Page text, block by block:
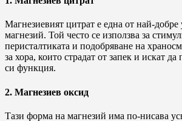
Магнезиевият цитрат е една от най-
магнезий. Той често се използва за
перисталтиката и подобряване на
за хора, които страдат от запек и искат да
си функция.
2. Магнезиев оксид
Тази форма на магнезий има по-нисава